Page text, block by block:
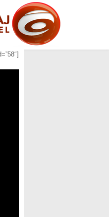
[layerslider_vc id=”58″][layerslider_vc id=”256″][layerslider_vc id=”257″]